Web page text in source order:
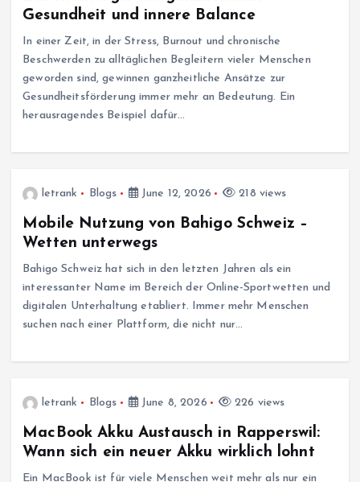
Gesundheit und innere Balance
In einer Zeit, in der Stress, Burnout und chronische
Beschwerden zu alltäglichen Begleitern vieler Menschen
geworden sind, gewinnen ganzheitliche Ansätze zur
Gesundheitsförderung immer mehr an Bedeutung. Ein
herausragendes Beispiel dafür…
letrank Blogs June 12, 2026 218 views
Mobile Nutzung von Bahigo Schweiz –
Wetten unterwegs
Bahigo Schweiz hat sich in den letzten Jahren als ein
interessanter Name im Bereich der Online-Sportwetten und
digitalen Unterhaltung etabliert. Immer mehr Menschen
suchen nach einer Plattform, die nicht nur…
letrank Blogs June 8, 2026 226 views
MacBook Akku Austausch in Rapperswil:
Wann sich ein neuer Akku wirklich lohnt
Ein MacBook ist für viele Menschen weit mehr als nur ein